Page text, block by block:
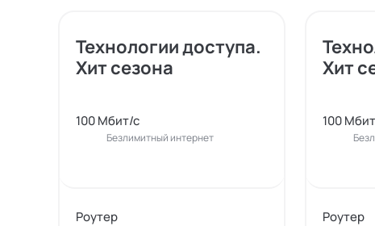
Технологии доступа.
Хит сезона
100 Мбит/с
Безлимитный интернет
Роутер
Хит
100
Роутер